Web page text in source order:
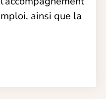
ainsi que la